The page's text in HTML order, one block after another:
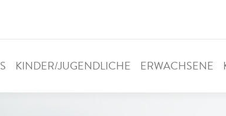
KINDER/JUGENDLICHE ERWACHSENE